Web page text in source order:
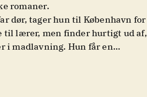
romaner.
dør, tager hun til København for
til lærer, men finder hurtigt ud af,
i madlavning. Hun får en
Jørgen Melchior, som har